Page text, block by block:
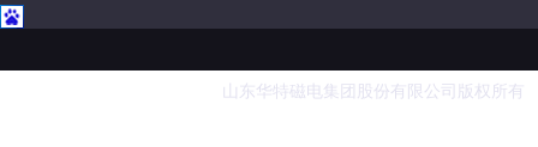
山东华特磁电集团股份有限公司版权所